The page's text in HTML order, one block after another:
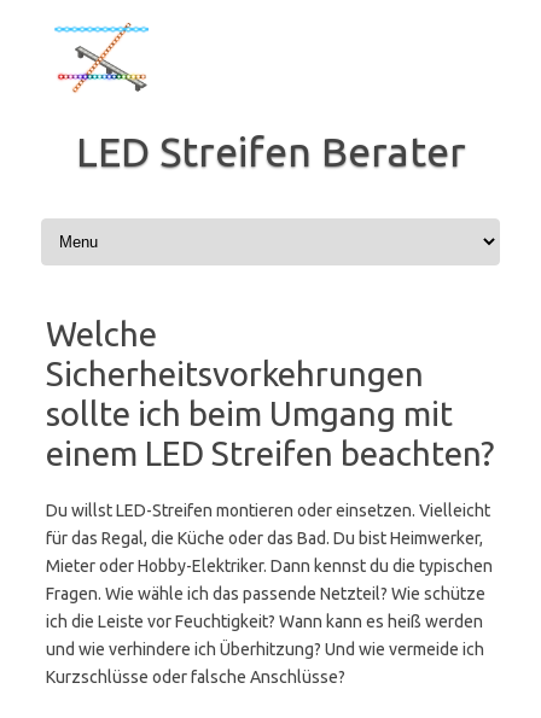
Inhalt
LED Streifen Berater
Welche
Sicherheitsvorkehrungen
sollte ich beim Umgang mit
einem LED Streifen beachten?
Du willst LED-Streifen montieren oder einsetzen. Vielleicht
für das Regal, die Küche oder das Bad. Du bist Heimwerker,
Mieter oder Hobby-Elektriker. Dann kennst du die typischen
Fragen. Wie wähle ich das passende Netzteil? Wie schütze
ich die Leiste vor Feuchtigkeit? Wann kann es heiß werden
und wie verhindere ich Überhitzung? Und wie vermeide ich
Kurzschlüsse oder falsche Anschlüsse?